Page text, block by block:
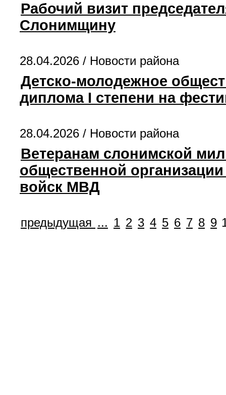
Рабочий визит
Слонимщину
28.04.2026 / Новости района
Детско-молодежное
диплома I степени на
28.04.2026 / Новости района
Ветеранам слонимской
общественной
войск МВД
предыдущая ... 1 2 3 4 5 6 7 8 9